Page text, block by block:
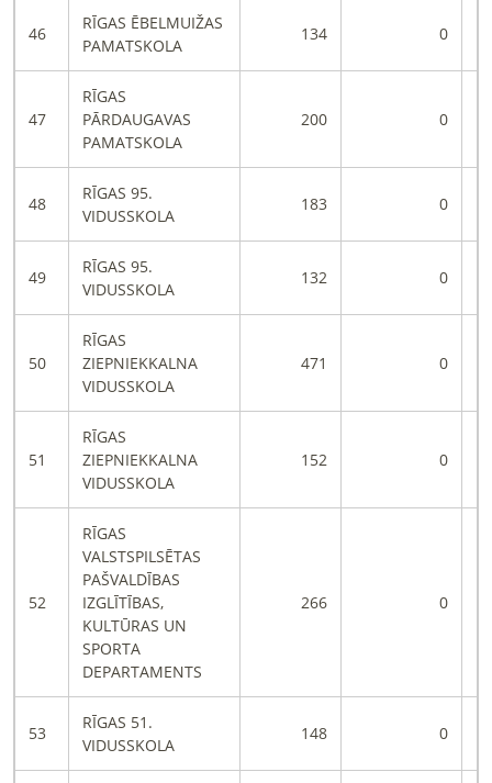
46
RĪGAS ĒBELMUIŽAS
PAMATSKOLA
134 0
47
RĪGAS
PĀRDAUGAVAS
PAMATSKOLA
200 0
48
RĪGAS 95.
VIDUSSKOLA
183 0
49
RĪGAS 95.
VIDUSSKOLA
132 0
50
RĪGAS
ZIEPNIEKKALNA
VIDUSSKOLA
471 0
51
RĪGAS
ZIEPNIEKKALNA
VIDUSSKOLA
152 0
52
RĪGAS
VALSTSPILSĒTAS
PAŠVALDĪBAS
IZGLĪTĪBAS,
KULTŪRAS UN
SPORTA
DEPARTAMENTS
266 0
53
RĪGAS 51.
VIDUSSKOLA
148 0